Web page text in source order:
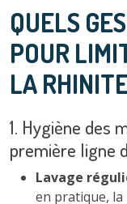
QUELS
POUR
LA
1. Hygiène des
première ligne
Lavage
en pratique,